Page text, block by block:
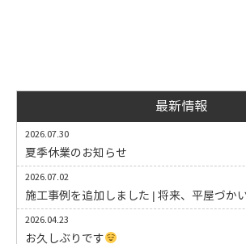
最新情報
2026.07.30
夏季休業のお知らせ
2026.07.02
施工事例を追加しました | 将来、平屋づか
2026.04.23
お久しぶりです